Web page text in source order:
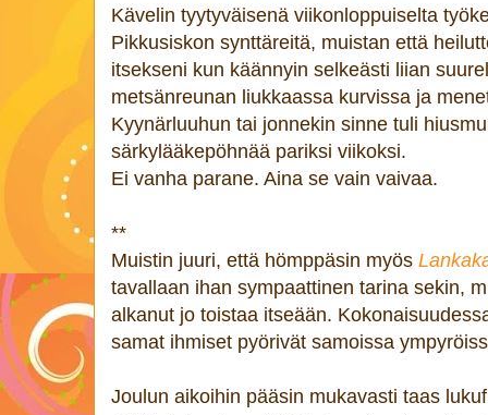
Kävelin tyytyväisenä viikonloppuiselta
Pikkusiskon synttäreitä, muistan että
itsekseni kun käännyin selkeästi liian
metsänreunan liukkaassa kurvissa ja
Kyynärluuhun tai jonnekin sinne tuli
särkylääkepöhnää pariksi viikoksi.
Ei vanha parane. Aina se vain vaivaa.
**
Muistin juuri, että hömppäsin myös
tavallaan ihan sympaattinen tarina sekin,
alkanut jo toistaa itseään.
samat ihmiset pyörivät samoissa
Joulun aikoihin pääsin mukavasti taas